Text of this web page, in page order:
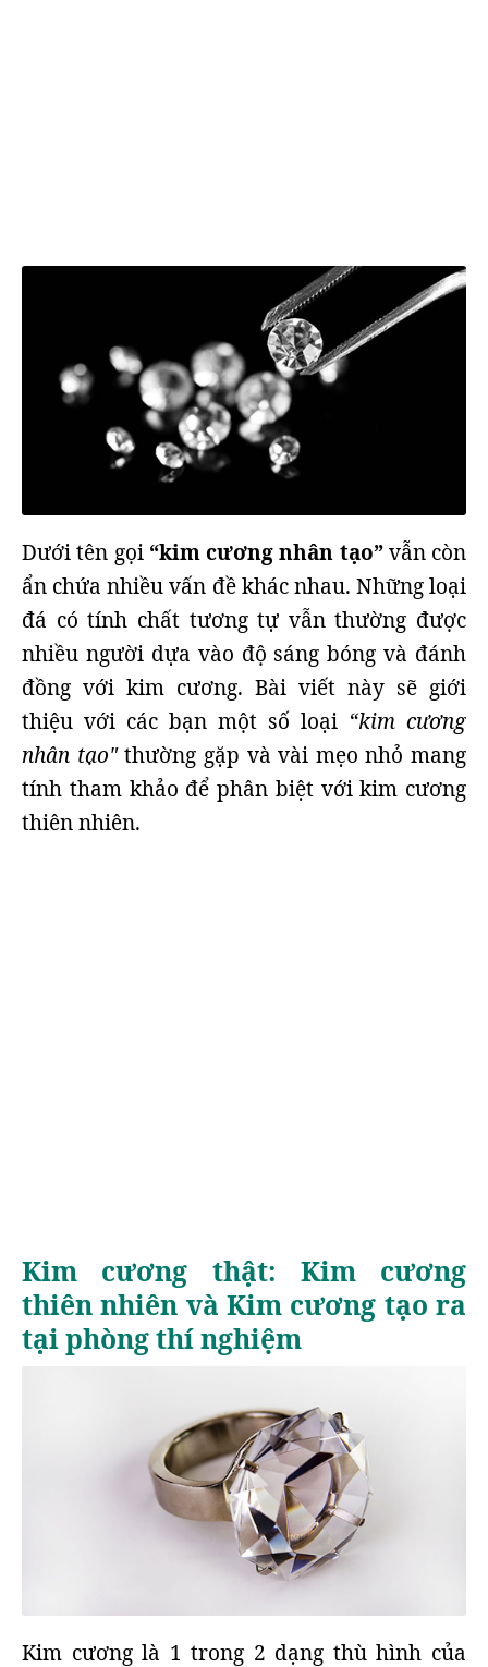
Dưới tên gọi “kim cương nhân tạo”vẫn còn
ẩn chứa nhiều vấn đề khác nhau. Những loại
đá có tính chất tương tự vẫn thường được
nhiều người dựa vào độ sáng bóng và đánh
đồng với kim cương. Bài viết này sẽ giới
thiệu với các bạn một số loại “kim cương
nhân tạo"thường gặp và vài mẹo nhỏ mang
tính tham khảo để phân biệt với kim cương
thiên nhiên.
Kim cương thật: Kim cương
thiên nhiên và Kim cương tạo ra
tại phòng thí nghiệm
Kim cương là 1 trong 2 dạng thù hình của